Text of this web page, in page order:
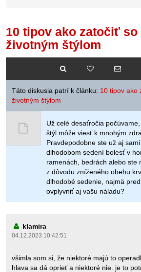
10 tipov ako zatočiť so
životným štýlom
Táto diskusia patrí k článku: 10 tipov ako
životným štýlom
Už celé desaťročia
štýl môže viesť k mnohým
Pravdepodobne ste už aj
dlhodobom sedení bolesť v
ramenách, bedrách alebo ste
z dôvodu zníženého obehu
dlhodobé sedenie, najmä
ovplyvniť aj vašu náladu?
klamira
04.12.2023 10:42:51
všimla som si, že niektoré majú to
hlava sa dá oprieť a niektoré nie. je to